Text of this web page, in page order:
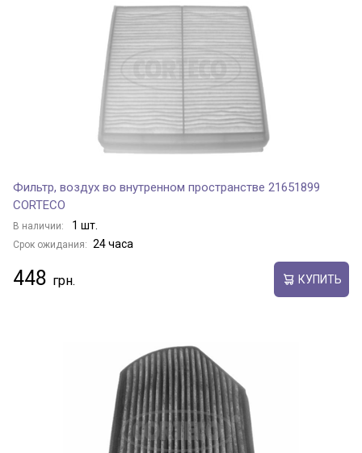
Фильтр, воздух во внутренном пространстве 21651899
CORTECO
В наличии: 1 шт.
Срок ожидания: 24 часа
448 КУПИТЬ